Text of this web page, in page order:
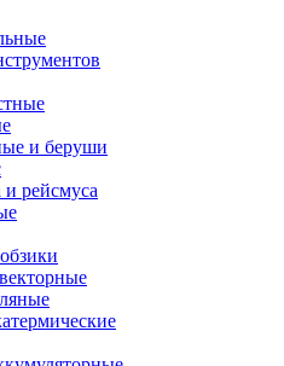
и беруши
рейсмуса